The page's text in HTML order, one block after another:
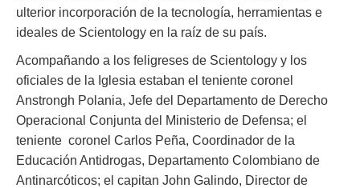
ulterior incorporación de la tecnología, herramientas e
ideales de Scientology en la raíz de su país.
Acompañando a los feligreses de Scientology y los
oficiales de la Iglesia estaban el teniente coronel
Anstrongh Polania, Jefe del Departamento de Derecho
Operacional Conjunta del Ministerio de Defensa; el
teniente coronel Carlos Peña, Coordinador de la
Educación Antidrogas, Departamento Colombiano de
Antinarcóticos; el capitan John Galindo, Director de